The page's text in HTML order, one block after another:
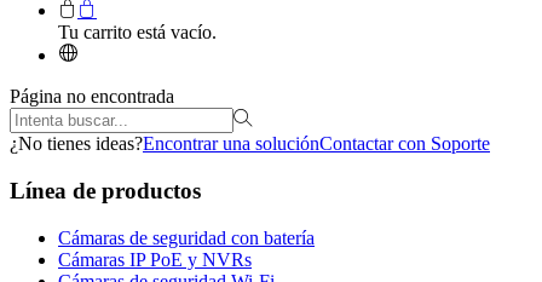
Tu carrito está vacío.
Página no encontrada
¿No tienes ideas?Encontrar una soluciónContactar con Soporte
Línea de productos
Cámaras de seguridad con batería
Cámaras IP PoE y NVRs